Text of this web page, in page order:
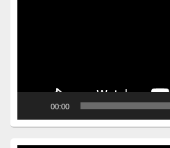
00:00